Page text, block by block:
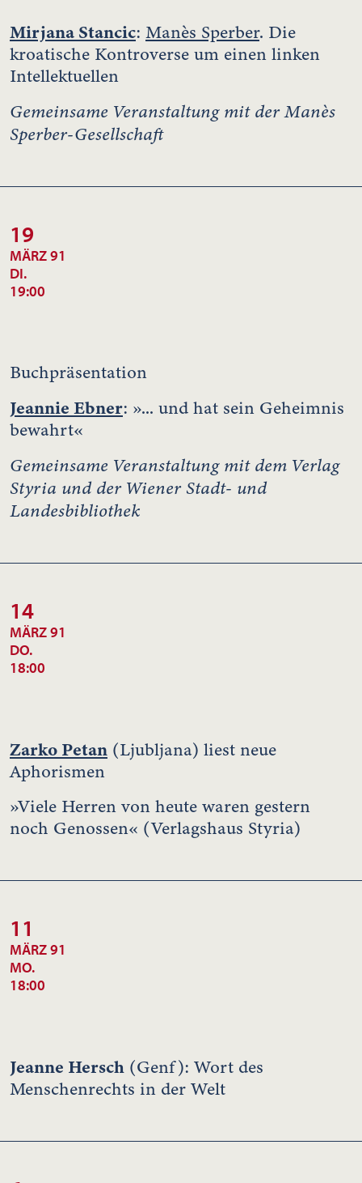
Mirjana Stancic: Manès Sperber. Die
kroatische Kontroverse um einen linken
Intellektuellen
Gemeinsame Veranstaltung mit der Manès
Sperber-Gesellschaft
19
MÄRZ 91
DI.
19:00
Buchpräsentation
Jeannie Ebner: »... und hat sein Geheimnis
bewahrt«
Gemeinsame Veranstaltung mit dem Verlag
Styria und der Wiener Stadt- und
Landesbibliothek
14
MÄRZ 91
DO.
18:00
Zarko Petan (Ljubljana) liest neue
Aphorismen
»Viele Herren von heute waren gestern
noch Genossen« (Verlagshaus Styria)
11
MÄRZ 91
MO.
18:00
Jeanne Hersch (Genf): Wort des
Menschenrechts in der Welt